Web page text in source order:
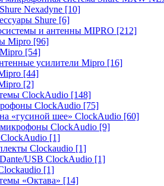
Nexadyne [10]
Shure [6]
и антенны MIPRO [212]
Mipro [96]
[54]
усилители Mipro [16]
[44]
[2]
ClockAudio [148]
ClockAudio [75]
«гусиной шее» ClockAudio [60]
ClockAudio [9]
[1]
Clockaudio [1]
USB ClockAudio [1]
[1]
«Октава» [14]